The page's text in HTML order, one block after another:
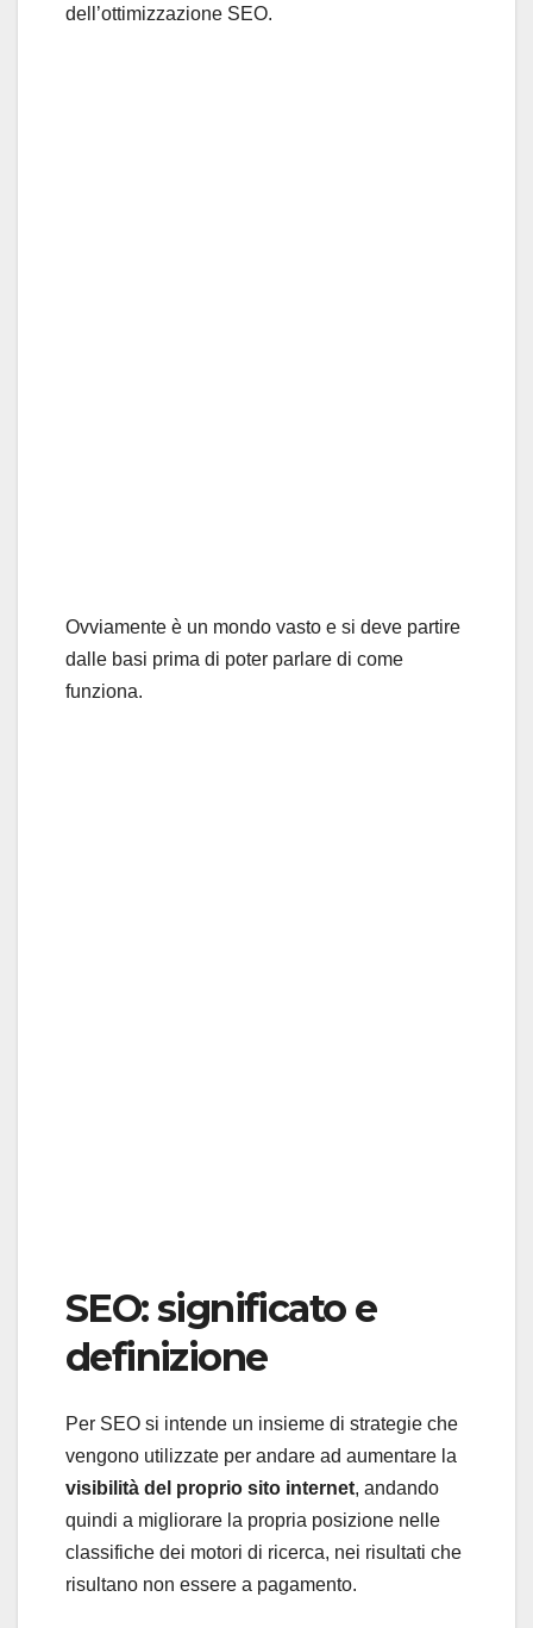
dell’ottimizzazione SEO.
Ovviamente è un mondo vasto e si deve partire
dalle basi prima di poter parlare di come
funziona.
SEO: significato e
definizione
Per SEO si intende un insieme di strategie che
vengono utilizzate per andare ad aumentare la
visibilità del proprio sito internet, andando
quindi a migliorare la propria posizione nelle
classifiche dei motori di ricerca, nei risultati che
risultano non essere a pagamento.